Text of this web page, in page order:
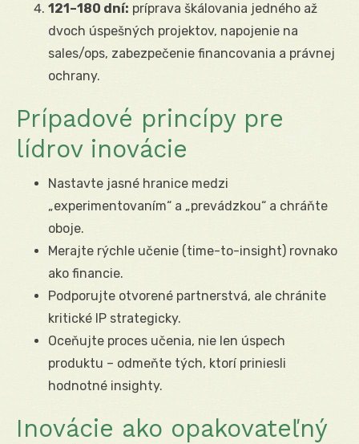
121–180 dní: príprava škálovania jedného až
dvoch úspešných projektov, napojenie na
sales/ops, zabezpečenie financovania a právnej
ochrany.
Prípadové princípy pre
lídrov inovácie
Nastavte jasné hranice medzi
„experimentovaním“ a „prevádzkou“ a chráňte
oboje.
Merajte rýchle učenie (time-to-insight) rovnako
ako financie.
Podporujte otvorené partnerstvá, ale chránite
kritické IP strategicky.
Oceňujte proces učenia, nie len úspech
produktu – odmeňte tých, ktorí priniesli
hodnotné insighty.
Inovácie ako opakovateľný